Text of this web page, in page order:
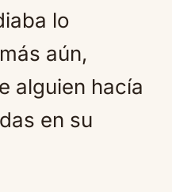
lo
aún,
alguien hacía
en su